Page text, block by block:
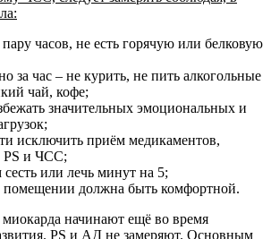
часов, не есть горячую или белковую
за час – не курить, не пить алкогольные
чай, кофе;
значительных эмоциональных и
исключить приём медикаментов,
PS и ЧСС;
сесть или лечь минут на 5;
помещении должна быть комфортной.
начинают ещё во время
PS и АД не замеряют. Основным